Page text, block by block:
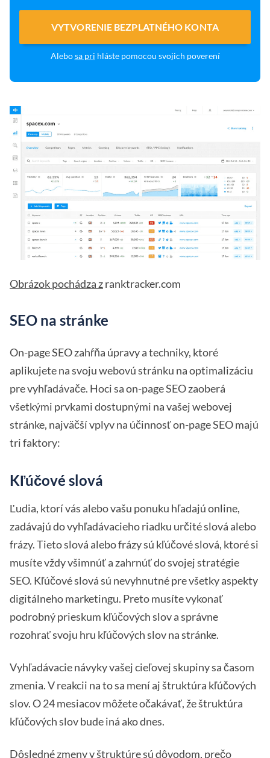
VYTVORENIE BEZPLATNÉHO KONTA
Alebosa pri hláste pomocou svojich poverení
Obrázok pochádza zranktracker.com
SEO na stránke
On-page SEO zahŕňa úpravy a techniky, ktoré
aplikujete na svoju webovú stránku na optimalizáciu
pre vyhľadávače. Hoci sa on-page SEO zaoberá
všetkými prvkami dostupnými na vašej webovej
stránke, najväčší vplyv na účinnosť on-page SEO majú
tri faktory:
Kľúčové slová
Ľudia, ktorí vás alebo vašu ponuku hľadajú online,
zadávajú do vyhľadávacieho riadku určité slová alebo
frázy. Tieto slová alebo frázy sú kľúčové slová, ktoré si
musíte vždy všimnúť a zahrnúť do svojej stratégie
SEO. Kľúčové slová sú nevyhnutné pre všetky aspekty
digitálneho marketingu. Preto musíte vykonať
podrobný prieskum kľúčových slov a správne
rozohrať svoju hru kľúčových slov na stránke.
Vyhľadávacie návyky vašej cieľovej skupiny sa časom
zmenia. V reakcii na to sa mení aj štruktúra kľúčových
slov. O 24 mesiacov môžete očakávať, že štruktúra
kľúčových slov bude iná ako dnes.
Dôsledné zmeny v štruktúre sú dôvodom, prečo